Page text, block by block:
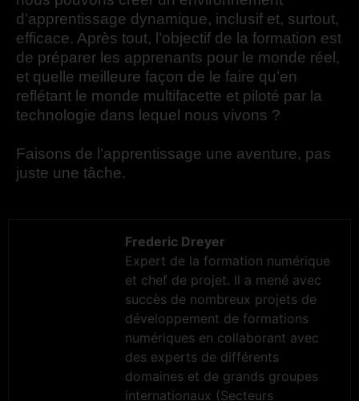
d’apprentissage dynamique, inclusif et, surtout,
efficace. Après tout, l’objectif de la formation est
de préparer les apprenants pour le monde réel,
et quelle meilleure façon de le faire qu’en
reflétant le monde multifacette et piloté par la
technologie dans lequel nous vivons ?
Faisons de l’apprentissage une aventure, pas
juste une tâche.
Frederic Dreyer
Expert de la formation numérique
et chef de projet. Il a mené avec
succès de nombreux projets de
développement de formations
numériques en collaborant avec
des experts de différents
domaines et de grands groupes
internationaux (Secteurs